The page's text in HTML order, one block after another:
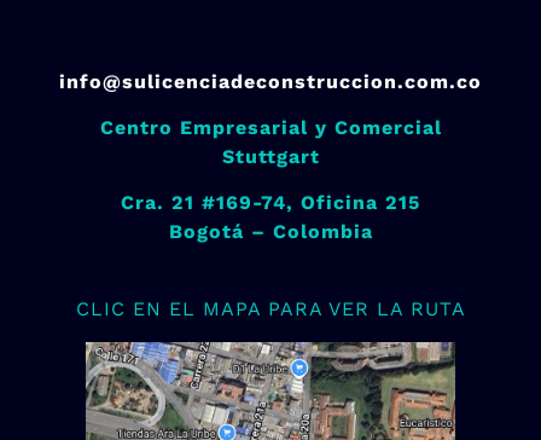
info@sulicenciadeconstruccion.com.co
Centro Empresarial y Comercial
Stuttgart
Cra. 21 #169-74, Oficina 215
Bogotá – Colombia
CLIC EN EL MAPA PARA VER LA RUTA